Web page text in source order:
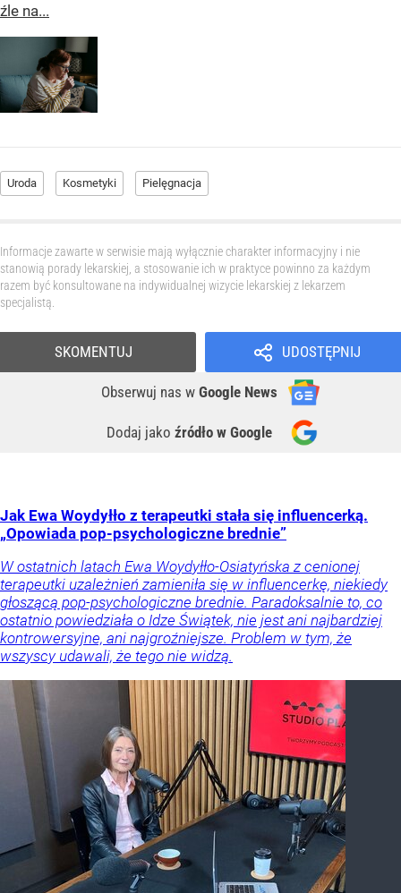
źle na...
Uroda Kosmetyki Pielęgnacja
Informacje zawarte w serwisie mają wyłącznie charakter informacyjny i nie
stanowią porady lekarskiej, a stosowanie ich w praktyce powinno za każdym
razem być konsultowane na indywidualnej wizycie lekarskiej z lekarzem
specjalistą.
UDOSTĘPNIJ
Obserwuj nas w Google News
Dodaj jako źródło w Google
SKOMENTUJ
Jak Ewa Woydyłło z terapeutki stała się influencerką.
„Opowiada pop-psychologiczne brednie”
W ostatnich latach Ewa Woydyłło-Osiatyńska z cenionej
terapeutki uzależnień zamieniła się w influencerkę, niekiedy
głoszącą pop-psychologiczne brednie. Paradoksalnie to, co
ostatnio powiedziała o Idze Świątek, nie jest ani najbardziej
kontrowersyjne, ani najgroźniejsze. Problem w tym, że
wszyscy udawali, że tego nie widzą.